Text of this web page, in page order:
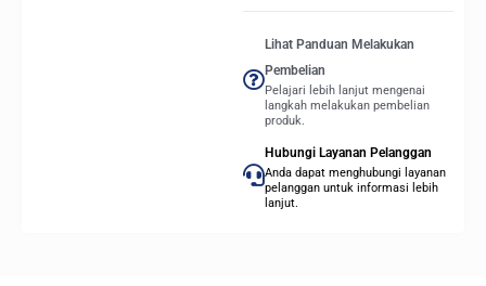
Lihat Panduan Melakukan
Pembelian
Pelajari lebih lanjut mengenai
langkah melakukan pembelian
produk.
Hubungi Layanan Pelanggan
Anda dapat menghubungi layanan
pelanggan untuk informasi lebih
lanjut.